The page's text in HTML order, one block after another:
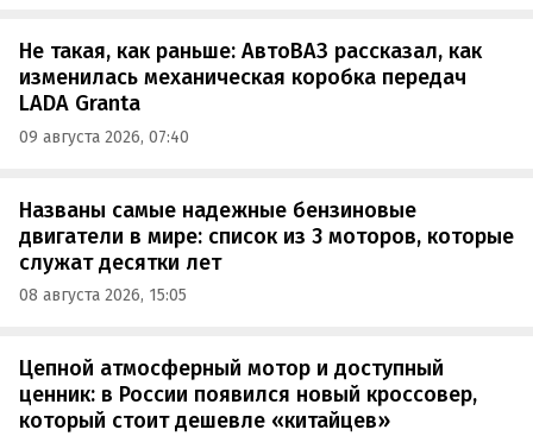
Не такая, как раньше: АвтоВАЗ рассказал, как
изменилась механическая коробка передач
LADA Granta
09 августа 2026, 07:40
Названы самые надежные бензиновые
двигатели в мире: список из 3 моторов, которые
служат десятки лет
08 августа 2026, 15:05
Цепной атмосферный мотор и доступный
ценник: в России появился новый кроссовер,
который стоит дешевле «китайцев»